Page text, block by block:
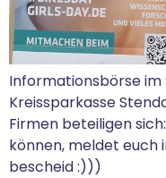
Informationsbörse
Kreissparkasse
Firmen beteiligen
können, meldet euch
bescheid :)))